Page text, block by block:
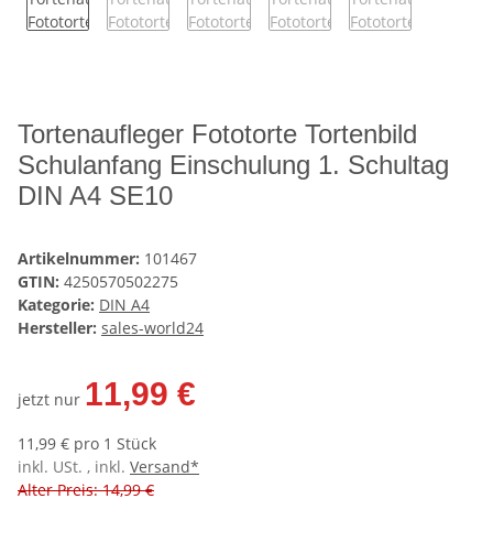
Tortenaufleger Fototorte Tortenbild
Schulanfang Einschulung 1. Schultag
DIN A4 SE10
Artikelnummer: 101467
GTIN: 4250570502275
Kategorie: DIN A4
Hersteller: sales-world24
jetzt nur 11,99 €
11,99 € pro 1 Stück
inkl. USt. , inkl. Versand*
Alter Preis: 14,99 €